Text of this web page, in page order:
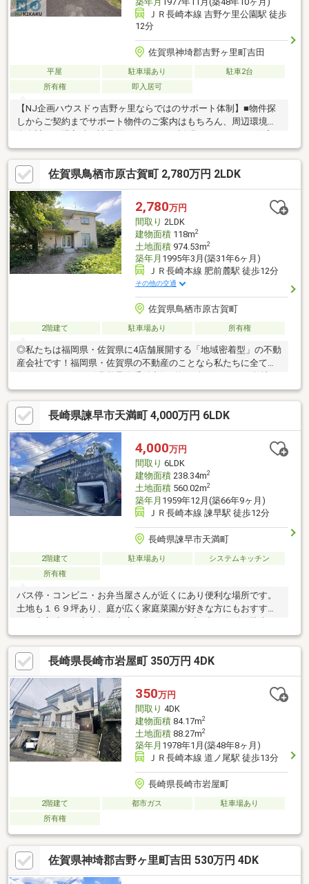
ＪＲ長崎本線 吉野ケ里公園駅 徒歩
12分
佐賀県神埼郡吉野ヶ里町吉田
平屋 駐車場あり
駐車2台
所有権
即入居可
【NJ企画ハウスドゥ吉野ヶ里ならではのサポート体制】■物件探
しからご契約までサポート物件のご案内はもちろん、周辺環境や
資金計画、購入時の諸費用についてもご説明いたします。■住宅
ローンのご相談借入可能額や月々の返済額、金融機関選びなど、
お客様の状況に合わせてご提案いたします。■不動産の売却・無
料査定土地・戸建・空家・相続不動産などの売却相談や無料査定
を承っております。■地域密着の不動産会社吉野ヶ里町をはじめ
佐賀市～佐賀県東部エリアを中心に、お住まい探しからご売却ま
でサポートいたします。
佐賀県鳥栖市原古賀町 2,780万円 2LDK
2,780万円
間取り 2LDK
建物面積118m2
土地面積974.53m2
築年月 1995年3月(築31年6ヶ月)
ＪＲ長崎本線 肥前麓駅 徒歩12分
その他の交通
佐賀県鳥栖市原古賀町
2階建て 駐車場あり 所有権
◎私たちは福岡県・佐賀県に4店舗展開する「地域密着型」の不動
産会社です！福岡県・佐賀県の不動産のことなら私たちに全てお
駐車やお庭も広々使える住まい■家族が自然と集まる18.5帖の広々
LDK■家族それぞれがのびのび過ごせる12帖・10帖の居室！■麓小
学校まで徒歩圏内で子育て世帯に安心安全■ライフスタイルに合
わせて2LDK→3LDKへ変更可能な間取り！～ご来店の場合～
JR「鳥栖」駅より徒歩17分。34号線沿い元町交差点そば。想夫恋
鳥栖元町店さん横。駐車場4台ございます！ご家族揃ってお越しく
ださい(^^)/
長崎県諫早市天満町 4,000万円 6LDK
4,000万円
間取り 6LDK
建物面積238.34m2
土地面積560.02m2
築年月 1959年12月(築66年9ヶ月)
ＪＲ長崎本線 諫早駅 徒歩12分
長崎県諫早市天満町
2階建て 駐車場あり
システムキッチン
所有権
バス停・コンビニ・お弁当屋さんが近くにあり便利な場所です。
土地も１６９坪あり、庭が広く家庭菜園が好きな方にもおすす
め！来客時にも安心！堀車庫１台＋スロープ３台（縦列）駐車可
能
長崎県長崎市岩屋町 350万円 4DK
350万円
間取り 4DK
建物面積84.17m2
土地面積88.27m2
築年月 1978年1月(築48年8ヶ月)
ＪＲ長崎本線 道ノ尾駅 徒歩13分
長崎県長崎市岩屋町
2階建て 都市ガス
駐車場あり
所有権
佐賀県神埼郡吉野ヶ里町吉田 530万円 4DK